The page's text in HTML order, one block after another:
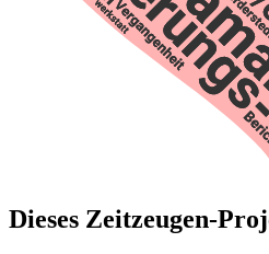
Dieses Zeitzeugen-